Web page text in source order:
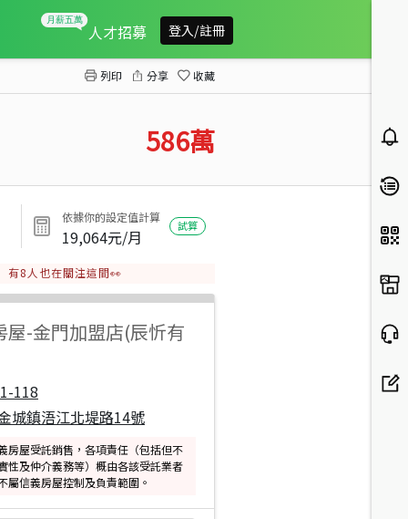
人才招募 登入/註冊
列印 分享 收藏
586萬
依據你的設定值計算
19,064元/月
試算
有8 人也在關注這間👀
屋-金門加盟店(辰忻有
118
城鎮浯江北堤路14號
房屋受託銷售，各項責任（包括但不
性及仲介義務等）概由各該受託業者
屬信義房屋控制及負責範圍。